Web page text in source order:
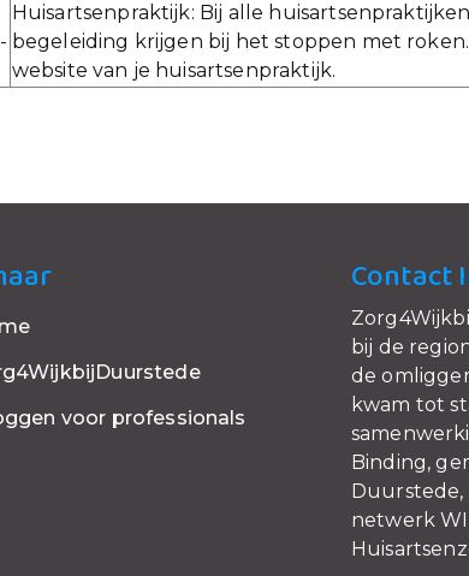
-
Huisartsenpraktijk: Bij alle
begeleiding krijgen bij het stoppen met
website van je huisartsenpraktijk.
voor professionals
Contact
bij de
de
kwam tot
Binding,
Duurstede,
netwerk